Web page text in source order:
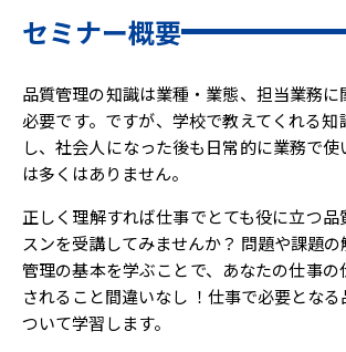
セミナー概要
品質管理の知識は業種・業態、担当業務に
必要です。ですが、学校で教えてくれる
し、社会人になった後も日常的に業務で
は多くはありません。
正しく理解すれば仕事でとても役に立つ品
スンを受講してみませんか？ 問題や課題
管理の基本を学ぶことで、あなたの仕事
されること間違いなし ！仕事で必要とな
ついて学習します。